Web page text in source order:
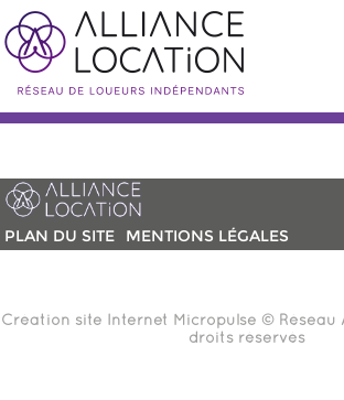
PLAN DU SITE MENTIONS LÉGALES
Création site Internet Micropulse © Réseau
droits réservés